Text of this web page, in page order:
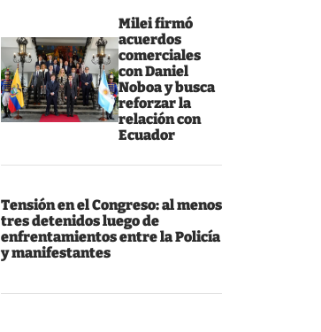
Milei firmó
acuerdos
comerciales
con Daniel
Noboa y busca
reforzar la
relación con
Ecuador
Tensión en el Congreso: al menos
tres detenidos luego de
enfrentamientos entre la Policía
y manifestantes